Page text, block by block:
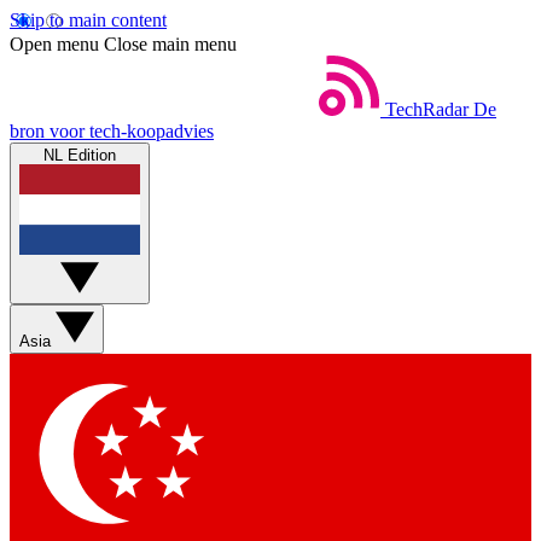
Skip to main content
Open menu Close main menu
TechRadar De
bron voor tech-koopadvies
NL Edition
Asia